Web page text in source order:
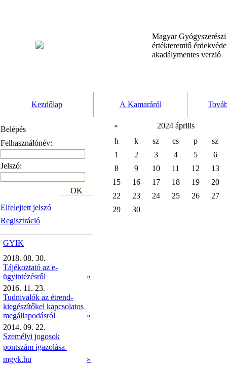
Magyar
értékteremtő
akadálymentes verzió
Kezdőlap A Kamaráról
Belépés
Felhasználónév:
Jelszó:
Elfelejtett jelszó
Regisztráció
OK
GYIK
2018. 08. 30.
Tájékoztató az e-
ügyintézésről
»
2016. 11. 23.
Tudnivalók az étrend-
kiegészítőkel kapcsolatos
megállapodásról
»
2014. 09. 22.
Személyi jogosok
pontszám igazolása 
mgyk.hu
»
«
2024 április
h
k sz cs p
sz
1
2 3 4 5
6
8
9 10 11 12
13
15
16 17 18 19
20
22
23 24 25 26
27
29
30